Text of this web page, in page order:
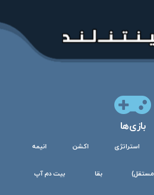
بازی‌ها
استراتژی اکشن انیمه
بقا بیت دم آپ